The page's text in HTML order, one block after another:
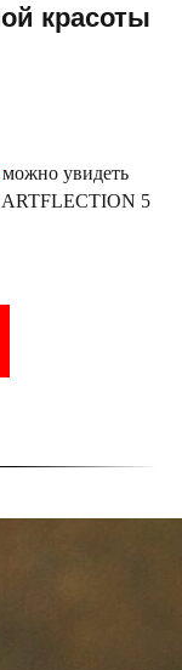
красоты
увидеть
ARTFLECTION 5